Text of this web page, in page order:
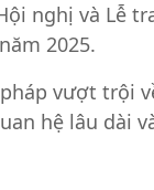
nghị và Lễ
2025.
vượt trội
hệ lâu dài